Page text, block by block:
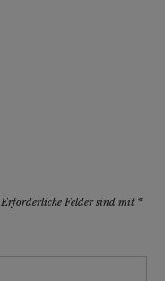
Erforderliche Felder sind mit *